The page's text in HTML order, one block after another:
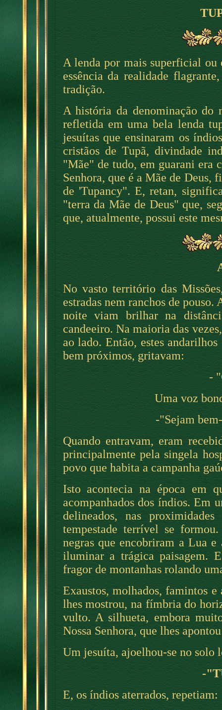
A lenda por mais superficial ou
essência da realidade
tradição.
A história da denominação do
refletida em uma bela lenda
jesuítas que ensinaram os
cristãos de Tupã, divindade
"Mãe" de tudo, em guarani era
Senhora, que é a Mãe de Deus,
de 'Tupancy". E, retan,
"terra da Mãe de Deus" que,
que, atualmente, possui este
No vasto território das
estradas nem ranchos de
noite viam brilhar na
candeeiro. Na maioria das
ao lado. Então, estes
bem próximos, gritavam:
-
Uma voz
-"Sejam
Quando entravam, eram
principalmente pela singela
povo que habita a campanha
Isto acontecia na época em
acompanhados dos índios. Em
delineados, nas
tempestade terrível se
negras que encobriram a Lua e
iluminar a trágica paisagem.
fragor de montanhas rolando
Exaustos, molhados, famintos
lhes mostrou, na fímbria do
vulto. A silhueta, embora
Nossa Senhora, que lhes
Um jesuíta, ajoelhou-se no solo
-
E, os índios aterrados, repetiam: